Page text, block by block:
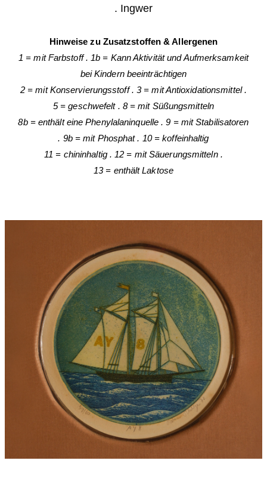
. Ingwer
Hinweise zu Zusatzstoffen & Allergenen
1 = mit Farbstoff. 1b = Kann Aktivitätund Aufmerksamkeit
bei Kindern beeinträchtigen
2 = mit Konservierungsstoff. 3 = mit Antioxidationsmittel.
5 = geschwefelt. 8 = mit Süßungsmitteln
8b = enthält eine Phenylalaninquelle .9 = mit Stabilisatoren
. 9b = mit Phosphat. 10 = koffeinhaltig
11 = chininhaltig. 12 = mit Säuerungsmitteln.
13 = enthält Laktose